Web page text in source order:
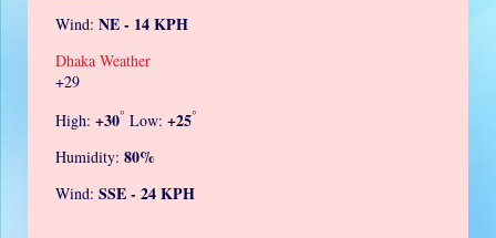
Wind: NE - 14 KPH
Dhaka Weather
+29
High: +30° Low: +25°
Humidity: 80%
Wind: SSE - 24 KPH